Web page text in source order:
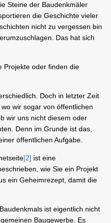
Steine der Baudenkmäler
die Geschichte vieler
nicht zu vergessen bin
Das hat sich
Projekte oder finden die
Doch in letzter Zeit
wir sogar von öffentlichen
wir uns nicht diesem oder
Denn im Grunde ist das,
öffentlichen Aufgabe.
[2] ist eine
wie Sie ein Projekt
ein Geheimrezept, damit die
ist eigentlich nicht
Baugewerbe. Es